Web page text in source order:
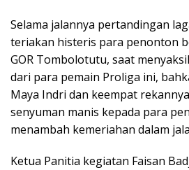
Selama jalannya pertandingan
teriakan histeris para penonton
GOR Tombolotutu, saat
dari para pemain Proliga ini,
Maya Indri dan keempat
senyuman manis kepada para
menambah kemeriahan dalam
Ketua Panitia kegiatan Faisan